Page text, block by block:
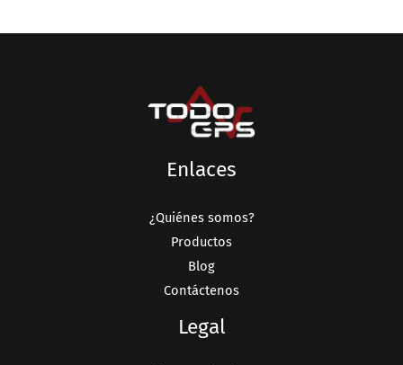
Enlaces
¿Quiénes somos?
Productos
Blog
Contáctenos
Legal